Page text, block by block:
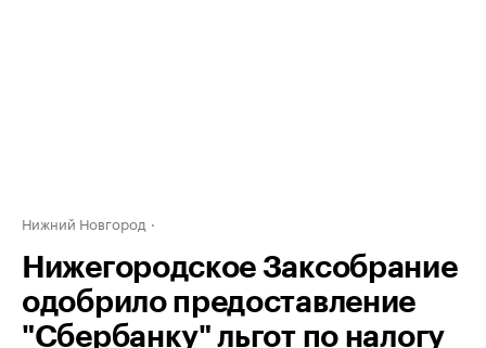
Нижний Новгород
Нижегородское Заксобрание
одобрило предоставление
"Сбербанку" льгот по налогу